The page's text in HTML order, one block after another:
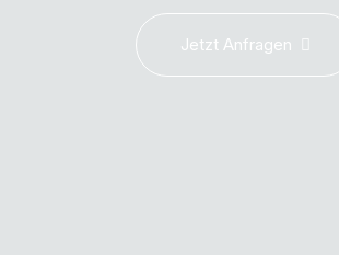
Jetzt Anfragen